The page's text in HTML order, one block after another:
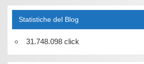
Statistiche del Blog
31.748.098 click